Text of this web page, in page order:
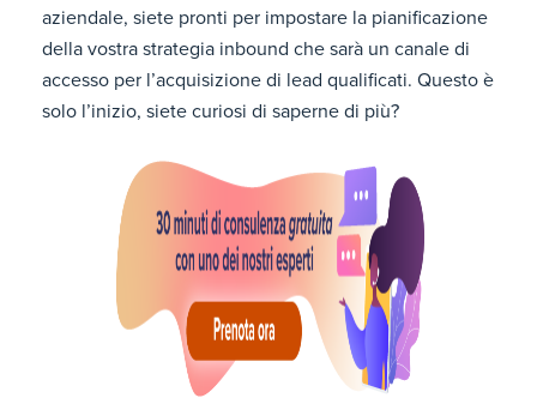
aziendale, siete pronti per impostare la pianificazione
della vostra strategia inbound che sarà un canale di
accesso per l’acquisizione di lead qualificati. Questo è
solo l’inizio, siete curiosi di saperne di più?